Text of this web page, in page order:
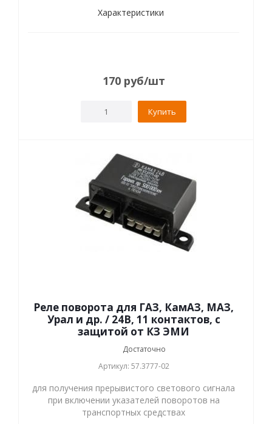
Характеристики
170 руб/шт
Купить
Реле поворота для ГАЗ, КамАЗ, МАЗ,
Урал и др. / 24В, 11 контактов, с
защитой от КЗ ЭМИ
Достаточно
Артикул: 57.3777-02
для получения прерывистого светового сигнала
при включении указателей поворотов на
транспортных средствах